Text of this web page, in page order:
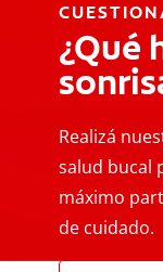
¿Qué
Realizá
salud bucal
máximo
de cuidado.